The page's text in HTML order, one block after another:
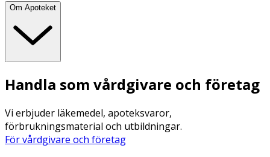
Om Apoteket
Handla som vårdgivare och företag
Vi erbjuder läkemedel, apoteksvaror,
förbrukningsmaterial och utbildningar.
För vårdgivare och företag